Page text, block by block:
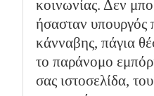
κοινωνίας. Δεν
ήσασταν υπουργός
κάνναβης, πάγια
το παράνομο
σας ιστοσελίδα,